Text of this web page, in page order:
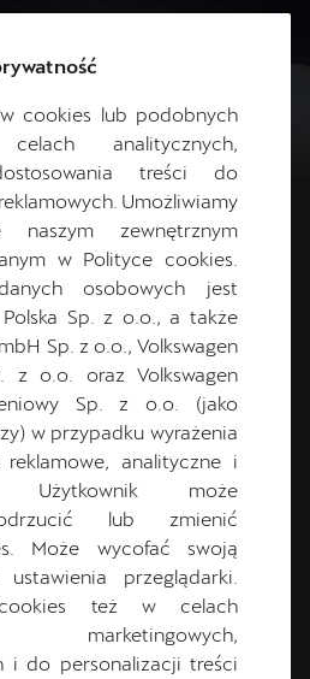
CUPRĘ
W AKCJI
jazdę próbną i
CUPRA zmieniają
przeżycie.
cookies lub podobnych
analitycznych,
treści do
Umożliwiamy
naszym zewnętrznym
w Polityce cookies.
osobowych jest
Sp. z o.o., a także
Sp. z o.o., Volkswagen
z o.o. oraz Volkswagen
Sp. z o.o. (jako
w przypadku wyrażenia
analityczne i
Użytkownik może
lub zmienić
Może wycofać swoją
przeglądarki.
cookies też w celach
marketingowych,
i do personalizacji treści